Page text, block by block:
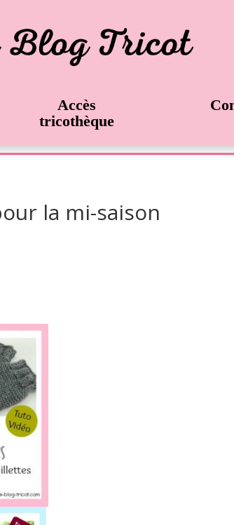
Accès
tricothèque
la mi-saison